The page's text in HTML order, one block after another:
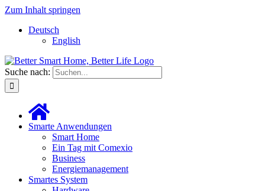
Zum Inhalt springen
Deutsch
English
Suche nach:
Smarte Anwendungen
Smart Home
Ein Tag mit Comexio
Business
Energiemanagement
Smartes System